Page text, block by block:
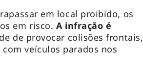
em local proibido, os
em risco. A infração é
de provocar colisões frontais,
veículos parados nos